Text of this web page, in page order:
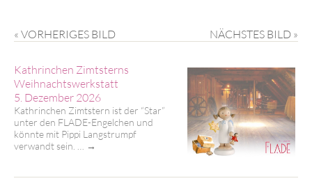
« VORHERIGES BILD NÄCHSTES BILD »
Kathrinchen Zimtsterns
Weihnachtswerkstatt
5. Dezember 2026
Kathrinchen Zimtstern ist der “Star”
unter den FLADE-Engelchen und
könnte mit Pippi Langstrumpf
verwandt sein. …
→